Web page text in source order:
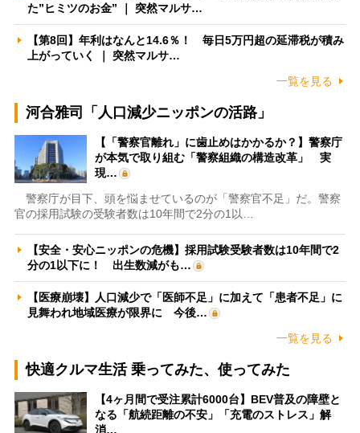
た”ヒミツのお金” ｜ 突然マルサ…
【第8回】年利はなんと14.6％！ 毎日5万円超の延滞税が積み
上がっていく ｜ 突然マルサ…
一覧を見る
河合雅司「人口減少ニッポンの活路」
【「警察官離れ」に歯止めはかかるか？】警察庁
が本気で取り組む「警察組織の構造改革」 実
現…
警察庁が目下、頭を悩ませているのが「警察官不足」だ。警察
官の採用試験の受験者数は10年間で2分の1以…
【安全・安心ニッポンの危機】採用試験受験者数は10年間で2
分の1以下に！ 出生数減がも…
【医療崩壊】人口減少で「医師不足」に加えて「患者不足」に
見舞われ地域医療が限界に 今後…
一覧を見る
快適クルマ生活 乗ってみた、使ってみた
【4ヶ月間で受注累計6000台】BEV普及の障壁と
なる「航続距離の不安」「充電のストレス」解
消…